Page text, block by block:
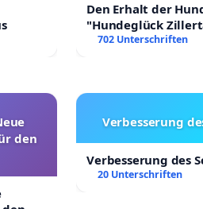
Den Erhalt der
"Hundeglück
702 Unterschriften
den
Verbesserung
Verbesserung des
20 Unterschriften